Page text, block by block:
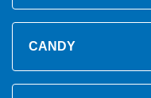
CANDY